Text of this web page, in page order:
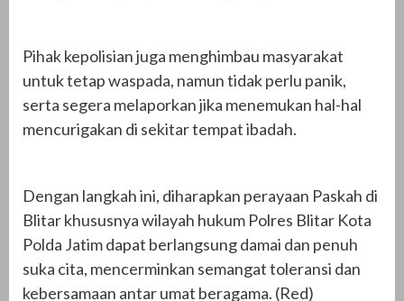
Pihak kepolisian juga menghimbau masyarakat
untuk tetap waspada, namun tidak perlu panik,
serta segera melaporkan jika menemukan hal-hal
mencurigakan di sekitar tempat ibadah.
Dengan langkah ini, diharapkan perayaan Paskah di
Blitar khususnya wilayah hukum Polres Blitar Kota
Polda Jatim dapat berlangsung damai dan penuh
suka cita, mencerminkan semangat toleransi dan
kebersamaan antar umat beragama. (Red)